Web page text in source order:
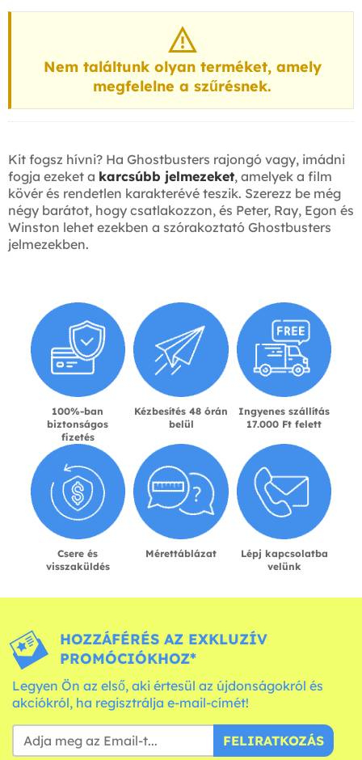
Nem találtunk olyan terméket, amely
megfelelne a szűrésnek.
Kit fogsz hívni? Ha Ghostbusters rajongó vagy, imádni
fogja ezeket a karcsúbb jelmezeket, amelyek a film
kövér és rendetlen karakterévé teszik. Szerezz be még
négy barátot, hogy csatlakozzon, és Peter, Ray, Egon és
Winston lehet ezekben a szórakoztató Ghostbusters
jelmezekben.
100%-ban
biztonságos
fizetés
Kézbesítés 48 órán
belül
Ingyenes szállítás
17.000 Ft felett
Csere és
visszaküldés
Mérettáblázat
Lépj kapcsolatba
velünk
HOZZÁFÉRÉS AZ EXKLUZÍV
PROMÓCIÓKHOZ*
Legyen Ön az első, aki értesül az újdonságokról és
akciókról, ha regisztrálja e-mail-címét!
FELIRATKOZÁS